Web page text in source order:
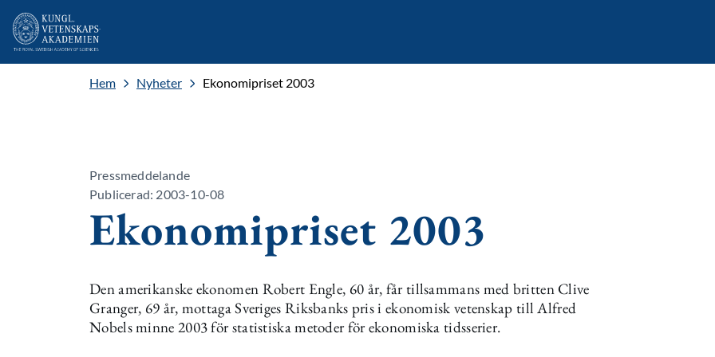
Hem Nyheter Ekonomipriset 2003
Pressmeddelande
Publicerad: 2003-10-08
Ekonomipriset 2003
Den amerikanske ekonomen Robert Engle, 60 år, får tillsammans med britten Clive
Granger, 69 år, mottaga Sveriges Riksbanks pris i ekonomisk vetenskap till Alfred
Nobels minne 2003 för statistiska metoder för ekonomiska tidsserier.